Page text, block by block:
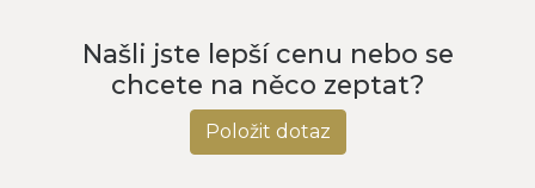
Našli jste lepší cenu nebo se
chcete na něco zeptat?
Položit dotaz